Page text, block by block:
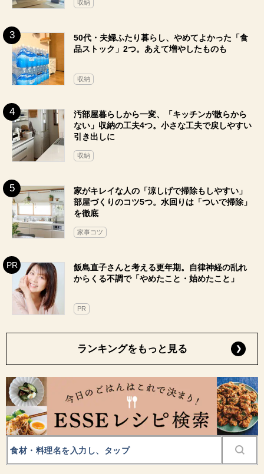
収納
50代・夫婦ふたり暮らし、やめてよかった「食
品ストック」2つ。あえて増やしたものも
収納
汚部屋暮らしから一変、「キッチンが散らから
ない」収納の工夫4つ。小さな工夫で戻しやすい
引き出しに
収納
家がキレイな人の「涼しげで掃除もしやすい」
部屋づくりのコツ5つ。水回りは「ついで掃除」
を徹底
家事コツ
飯島直子さんと考える更年期。自律神経の乱れ
からくる不調で「やめたこと・始めたこと」
PR
ランキングをもっと見る